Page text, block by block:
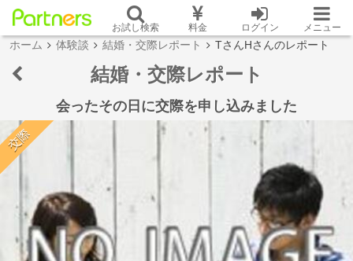
お試し検索 料金 ログイン メニュー
ホーム 体験談 結婚・交際レポート TさんHさんのレポート
結婚・交際レポート
会ったその日に交際を申し込みました
交際